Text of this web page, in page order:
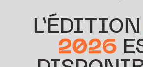
L’ÉDITION
2026